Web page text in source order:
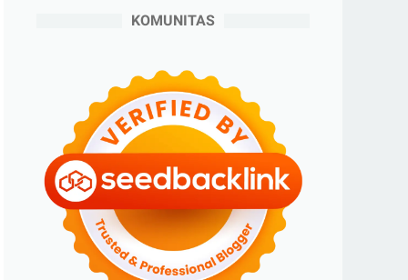
(2)
Maret 2024(2)
►
Februari 2024(6)
►Januari 2024(2)
►2023(70)
►Desember 2023(5)
►November 2023
(6)
►Oktober 2023(6)
KOMUNITAS